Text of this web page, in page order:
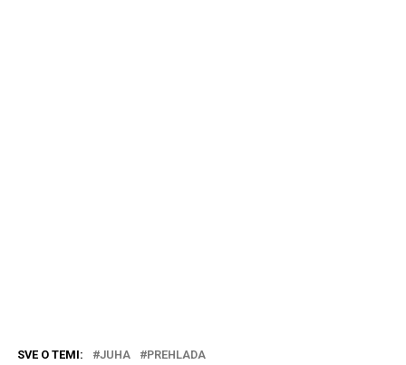
SVE O TEMI: JUHA PREHLADA